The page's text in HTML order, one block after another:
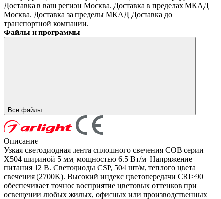
Доставка в ваш регион Москва. Доставка в пределах МКАД
Москва. Доставка за пределы МКАД Доставка до
транспортной компании.
Файлы и программы
Все файлы
Описание
Узкая светодиодная лента сплошного свечения COB серии
X504 шириной 5 мм, мощностью 6.5 Вт/м. Напряжение
питания 12 В. Светодиоды CSP, 504 шт/м, теплого цвета
свечения (2700K). Высокий индекс цветопередачи CRI>90
обеспечивает точное восприятие цветовых оттенков при
освещении любых жилых, офисных или производственных